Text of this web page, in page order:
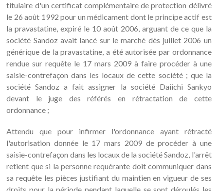
titulaire d'un certificat complémentaire de protection délivré
le 26 août 1992 pour un médicament dont le principe actif est
la pravastatine, expiré le 10 août 2006, arguant de ce que la
société Sandoz avait lancé sur le marché dès juillet 2006 un
générique de la pravastatine, a été autorisée par ordonnance
rendue sur requête le 17 mars 2009 à faire procéder à une
saisie-contrefaçon dans les locaux de cette société ; que la
société Sandoz a fait assigner la société Daiichi Sankyo
devant le juge des référés en rétractation de cette
ordonnance ;
Attendu que pour infirmer l'ordonnance ayant rétracté
l'autorisation donnée le 17 mars 2009 de procéder à une
saisie-contrefaçon dans les locaux de la société Sandoz, l'arrêt
retient que si la personne requérante doit communiquer dans
sa requête les pièces justifiant du maintien en vigueur de ses